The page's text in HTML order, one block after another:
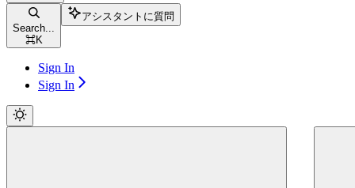
Search...
⌘K
アシスタントに質問
Sign In
Sign In